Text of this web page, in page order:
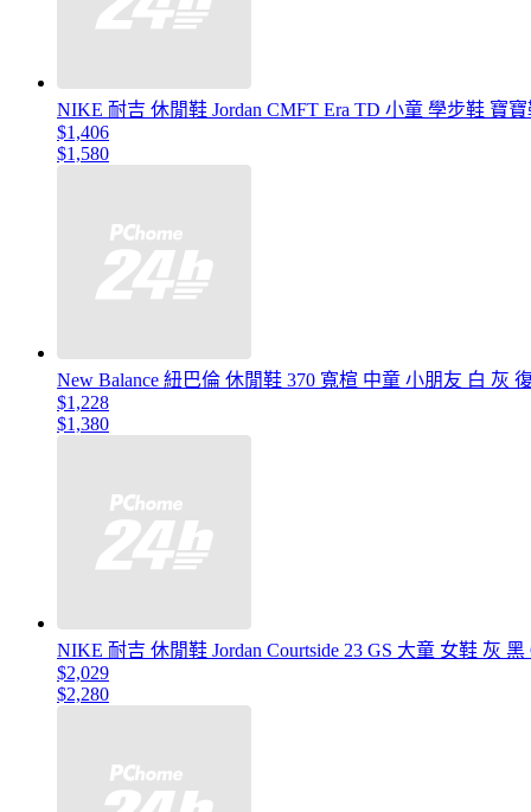
NIKE 耐吉 休閒鞋 Jordan CMFT Era TD 小童 學步鞋 寶
$1,406
$1,580
New Balance 紐巴倫 休閒鞋 370 寬楦 中童 小朋友 白 灰
$1,228
$1,380
NIKE 耐吉 休閒鞋 Jordan Courtside 23 GS 大童 女鞋 灰
$2,029
$2,280